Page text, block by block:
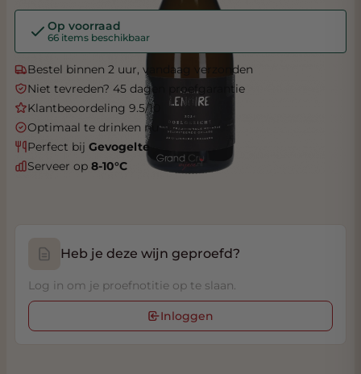
Op voorraad
66 items beschikbaar
Bestel binnen 2 uur, vandaag verzonden
Niet tevreden? 45 dagen proefgarantie
Klantbeoordeling 9.5/10
Optimaal te drinken nu
Perfect bij Gevogelte
Serveer op 8-10°C
Heb je deze wijn geproefd?
Log in om je proefnotitie op te slaan.
Inloggen